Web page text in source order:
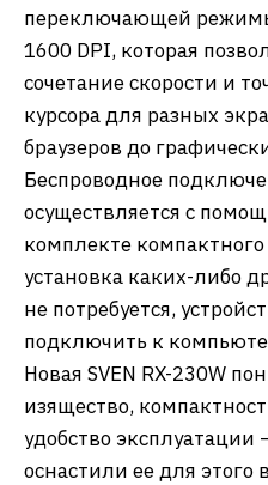
переключающей
1600 DPI, которая
сочетание скорости и
курсора для разных
браузеров до
Беспроводное
осуществляется с
комплекте
установка каких-либо
не потребуется,
подключить к
Новая SVEN RX-230W
изящество,
удобство эксплуатации
оснастили ее для